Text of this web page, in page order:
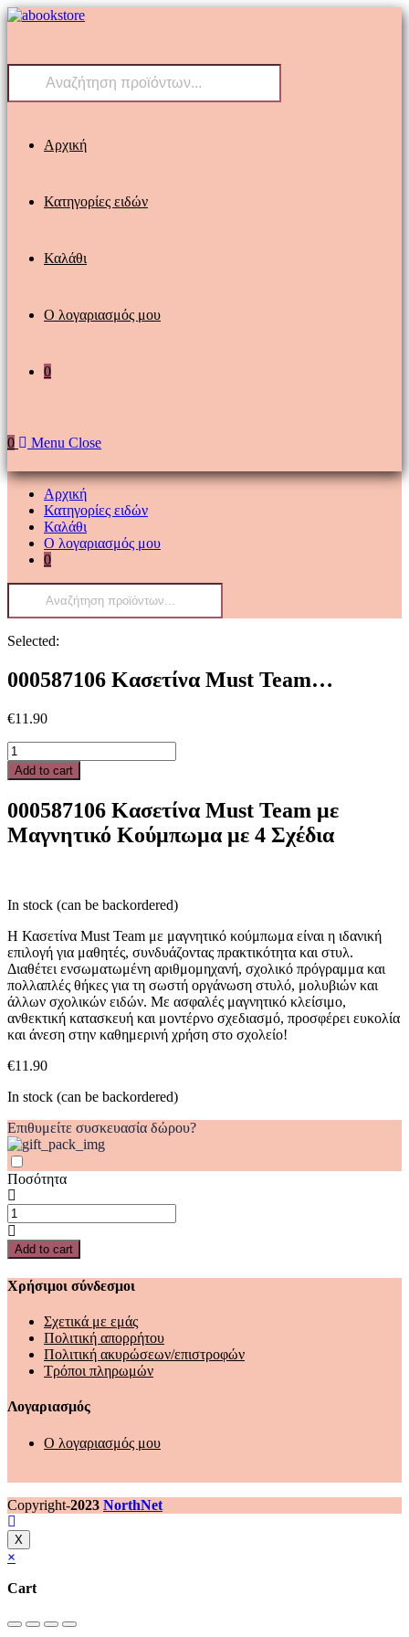
Skip
Products
Αρχική
Κατηγορίες ειδών
Καλάθι
Ο λογαριασμός μου
0
0 Menu Close
Αρχική
Κατηγορίες ειδών
Καλάθι
Ο λογαριασμός μου
0
Products
Selected:
000587106 Κασετίνα Must Team…
€11.90
000587106
Κασετίνα
Must
με
Μαγνητικό
Κούμπωμα
Σχέδια
quantity
Add to cart
000587106 Κασετίνα Must Team με
Μαγνητικό Κούμπωμα με 4 Σχέδια
In stock (can be backordered)
Η Κασετίνα Must Team με μαγνητικό κούμπωμα είναι η ιδανική
επιλογή για μαθητές, συνδυάζοντας πρακτικότητα και στυλ.
Διαθέτει ενσωματωμένη αριθμομηχανή, σχολικό πρόγραμμα και
πολλαπλές θήκες για τη σωστή οργάνωση στυλό, μολυβιών και
άλλων σχολικών ειδών. Με ασφαλές μαγνητικό κλείσιμο,
ανθεκτική κατασκευή και μοντέρνο σχεδιασμό, προσφέρει ευκολία
και άνεση στην καθημερινή χρήση στο σχολείο!
€11.90
In stock (can be backordered)
Επιθυμείτε συσκευασία δώρου?
Ποσότητα
000587106
Κασετίνα
Must
Team
με
Μαγνητικό
Σχέδια
quantity
Add to cart
Χρήσιμοι σύνδεσμοι
Σχετικά με εμάς
Πολιτική απορρήτου
Πολιτική ακυρώσεων/επιστροφών
Τρόποι πληρωμών
Λογαριασμός
Ο λογαριασμός μου
Copyright-2023 NorthNet
X
×
Cart